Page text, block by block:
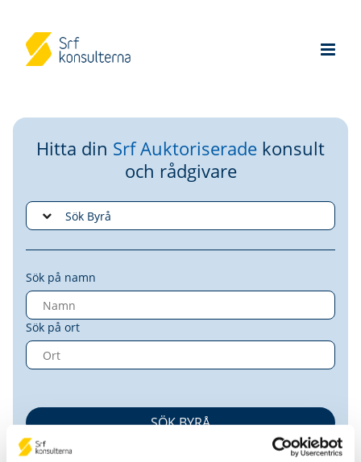
Hitta din Srf Auktoriserade konsult
och rådgivare
Sök på namn
Sök på ort